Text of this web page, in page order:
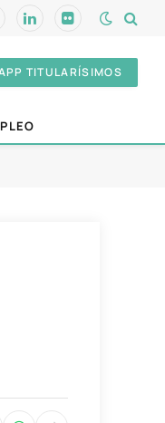
LinkedInFlickr
TITULARÍSIMOS